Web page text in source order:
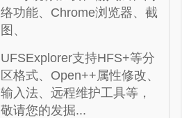
络功能、Chrome浏览器、截
图、
UFSExplorer支持HFS+等分
区格式、Open++属性修改、
输入法、远程维护工具等，
敬请您的发掘...